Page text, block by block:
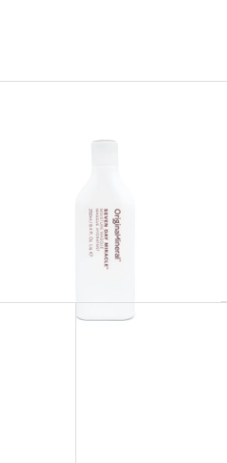
Seven Day Miracle Masque
Dodaj do koszyka